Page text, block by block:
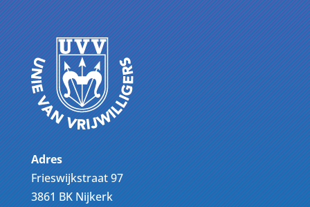
Adres
Frieswijkstraat 97
3861 BK Nijkerk